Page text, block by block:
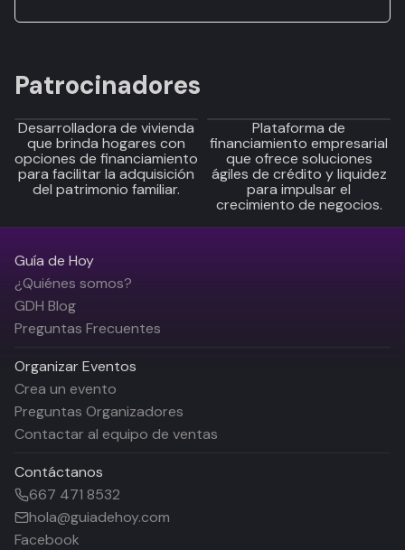
Patrocinadores
Desarrolladora de vivienda
que brinda hogares con
opciones de financiamiento
para facilitar la adquisición
del patrimonio familiar.
Plataforma de
financiamiento empresarial
que ofrece soluciones
ágiles de crédito y liquidez
para impulsar el
crecimiento de negocios.
Guía de Hoy
¿Quiénes somos?
GDH Blog
Preguntas Frecuentes
Organizar Eventos
Crea un evento
Preguntas Organizadores
Contactar al equipo de ventas
Contáctanos
667 471 8532
hola@guiadehoy.com
Facebook